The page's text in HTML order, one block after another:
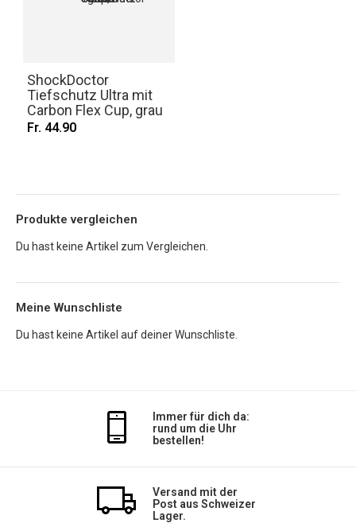
ShockDoctor
Tiefschutz Ultra mit
Carbon Flex Cup, grau
Fr. 44.90
Produkte vergleichen
Du hast keine Artikel zum Vergleichen.
Meine Wunschliste
Du hast keine Artikel auf deiner Wunschliste.
Immer für dich da:
rund um die Uhr
bestellen!
Versand mit der
Post aus Schweizer
Lager.